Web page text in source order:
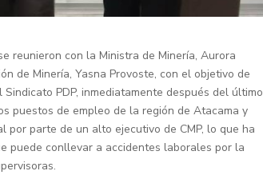
reunieron con la Ministra de Minería, Aurora
de Minería, Yasna Provoste, con el objetivo de
PDP, inmediatamente después del último
puestos de empleo de la región de Atacama y
por parte de un alto ejecutivo de CMP, lo que ha
puede conllevar a accidentes laborales por la